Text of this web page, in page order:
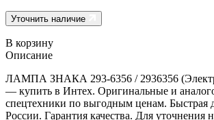
Уточнить наличие
В корзину
Описание
ЛАМПА ЗНАКА 293-6356 / 2936356
— купить в Интех. Оригинальные и
спецтехники по выгодным ценам. Быстрая
России. Гарантия качества. Для уточнения